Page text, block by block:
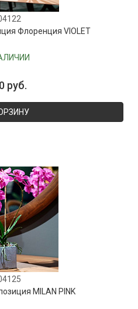
Флоренция VIOLET
руб.
MILAN PINK